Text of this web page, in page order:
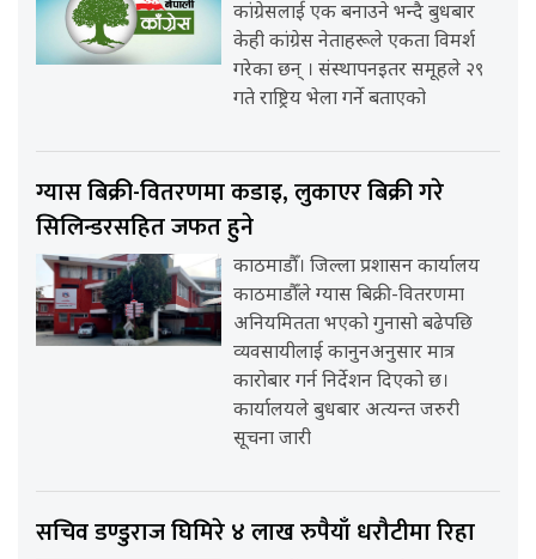
कांग्रेसलाई एक बनाउने भन्दै बुधबार
केही कांग्रेस नेताहरूले एकता विमर्श
गरेका छन् । संस्थापनइतर समूहले २९
गते राष्ट्रिय भेला गर्ने बताएको
ग्यास बिक्री-वितरणमा कडाइ, लुकाएर बिक्री गरे
सिलिन्डरसहित जफत हुने
काठमाडौँ। जिल्ला प्रशासन कार्यालय
काठमाडौँले ग्यास बिक्री-वितरणमा
अनियमितता भएको गुनासो बढेपछि
व्यवसायीलाई कानुनअनुसार मात्र
कारोबार गर्न निर्देशन दिएको छ।
कार्यालयले बुधबार अत्यन्त जरुरी
सूचना जारी
सचिव डण्डुराज घिमिरे ४ लाख रुपैयाँ धरौटीमा रिहा